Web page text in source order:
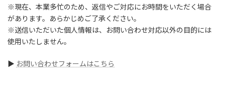
※現在、本業多忙のため、返信やご対応にお時間をいただく場合
があります。あらかじめご了承ください。
※送信いただいた個人情報は、お問い合わせ対応以外の目的には
使用いたしません。
▶︎ お問い合わせフォームはこちら